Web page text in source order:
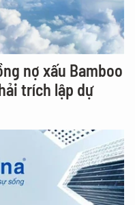
nợ xấu Bamboo
trích lập dự